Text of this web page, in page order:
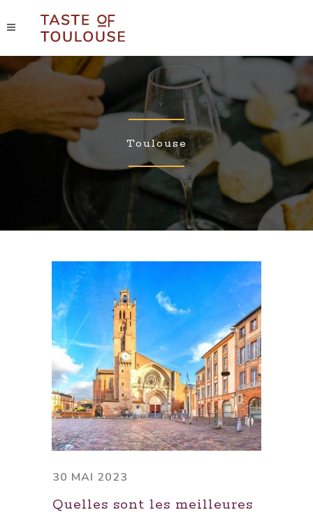
Toulouse
30 MAI 2023
Quelles sont les meilleures